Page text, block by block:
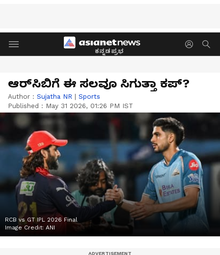
ಕನ್ನಡಪ್ರಭ
ಆರ್‌ಸಿಬಿಗೆ ಈ ಸಲವೂ ಸಿಗುತ್ತಾ ಕಪ್‌?
Author : Sujatha NR | Sports
Published : May 31 2026, 01:26 PM IST
RCB vs GT IPL 2026 Final
Image Credit: ANI